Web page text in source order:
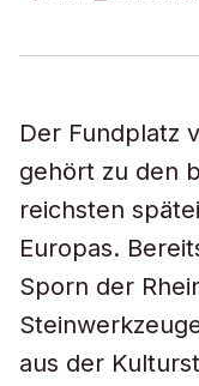
Der Fundplatz
gehört zu den
reichsten
Europas.
Sporn der
aus der